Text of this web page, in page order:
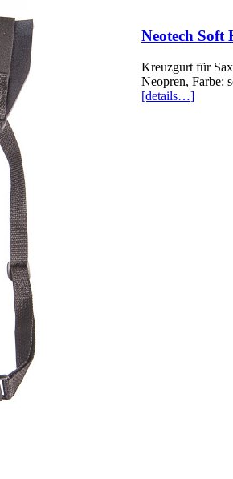
Neotech Soft
Kreuzgurt für
Neopren, Farbe:
[details…]